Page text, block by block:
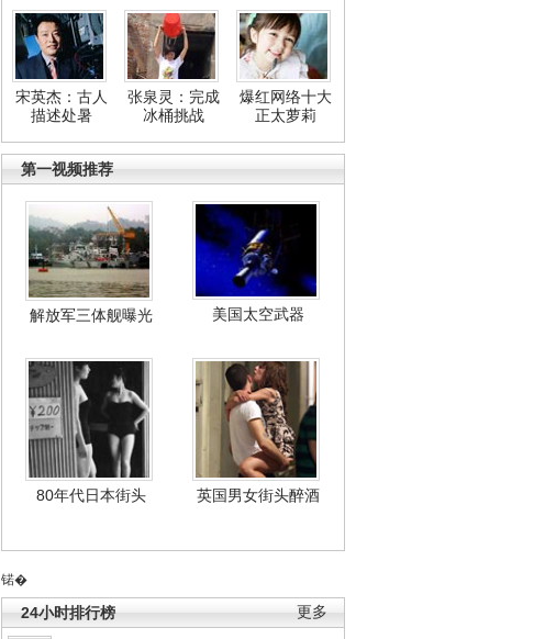
宋英杰：古人
描述处暑
张泉灵：完成
冰桶挑战
爆红网络十大
正太萝莉
第一视频推荐
解放军三体舰曝光 美国太空武器
80年代日本街头 英国男女街头醉酒
锘�
更多
24小时排行榜